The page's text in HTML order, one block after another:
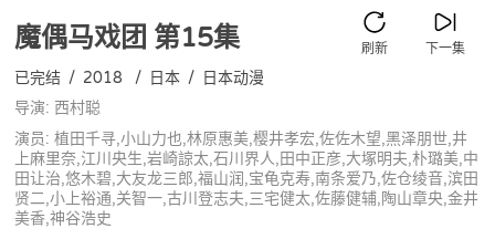
魔偶马戏团 第15集 下一集
刷新
已完结 / 2018 / 日本 / 日本动漫
导演: 西村聪
演员: 植田千寻,小山力也,林原惠美,樱井孝宏,佐佐木望,黑泽朋世,井
上麻里奈,江川央生,岩崎諒太,石川界人,田中正彦,大塚明夫,朴璐美,中
田让治,悠木碧,大友龙三郎,福山润,宝龟克寿,南条爱乃,佐仓绫音,滨田
贤二,小上裕通,关智一,古川登志夫,三宅健太,佐藤健辅,陶山章央,金井
美香,神谷浩史